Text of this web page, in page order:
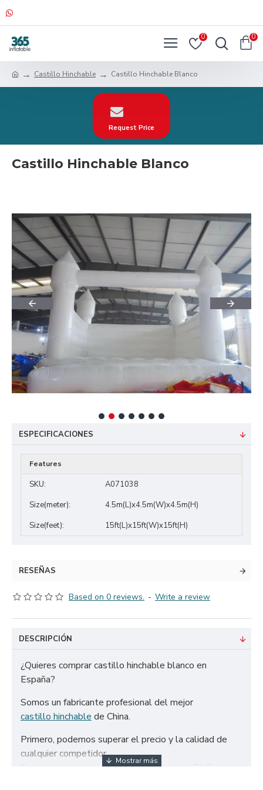
0 0
Castillo Hinchable Castillo Hinchable Blanco
Request Price
Castillo Hinchable Blanco
ESPECIFICACIONES
Features
SKU:
A071038
Size(meter):
4.5m(L)x4.5m(W)x4.5m(H)
Size(feet):
15ft(L)x15ft(W)x15ft(H)
RESEÑAS
Based on 0 reviews. - Write a review
DESCRIPCIÓN
¿Quieres comprar castillo hinchable blanco en
España?
Somos un fabricante profesional del mejor
castillo hinchable de China.
Primero, podemos superar el precio y la calidad de
cualquier competidor.
En segundo lugar, solo utilizamos tela de PVC de